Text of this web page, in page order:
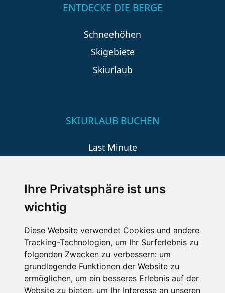
Ihre Privatsphäre ist uns
wichtig
Diese Website verwendet Cookies und andere
Tracking-Technologien, um Ihr Surferlebnis zu
folgenden Zwecken zu verbessern: um
grundlegende Funktionen der Website zu
ermöglichen, um ein besseres Erlebnis auf der
Website zu bieten, um Ihr Interesse an unseren
ENTDECKE DIE BERGE
Schneehöhen
Skigebiete
Skiurlaub
SKIURLAUB BUCHEN
Last Minute
Wellness
SCHNEEHÖHEN SKI APP
Die Schneehoehen Ski APP für iOS und Android - Ein
Muss für alle Wintersportler und Schneefreaks!